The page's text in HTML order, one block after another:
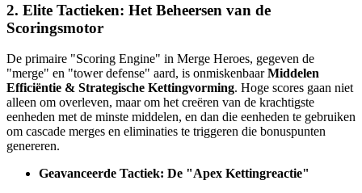
2. Elite Tactieken: Het Beheersen van de
Scoringsmotor
De primaire "Scoring Engine" in Merge Heroes, gegeven de
"merge" en "tower defense" aard, is onmiskenbaarMiddelen
Efficiëntie & Strategische Kettingvorming. Hoge scores gaan niet
alleen om overleven, maar om het creëren van de krachtigste
eenheden met de minste middelen, en dan die eenheden te gebruiken
om cascade merges en eliminaties te triggeren die bonuspunten
genereren.
Geavanceerde Tactiek: De "Apex Kettingreactie"